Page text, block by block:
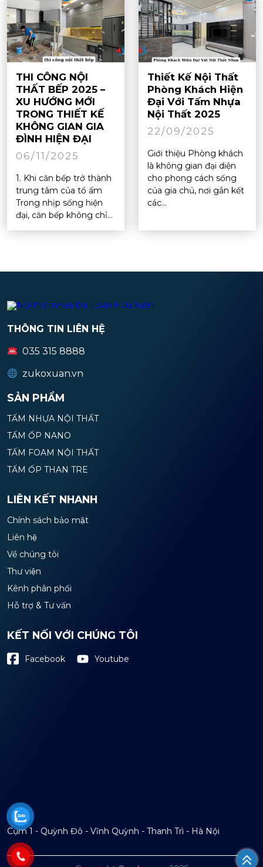
THI CÔNG NỘI
THẤT BẾP 2025 –
XU HƯỚNG MỚI
TRONG THIẾT KẾ
KHÔNG GIAN GIA
ĐÌNH HIỆN ĐẠI
06/11/2025
1. Khi căn bếp trở thành
trung tâm của tổ ấm
Trong nhịp sống hiện
đại, căn bếp không chỉ...
Thiết Kế Nội Thất
Phòng Khách Hiện
Đại Với Tấm Nhựa
Nội Thất 2025
22/09/2025
Giới thiệu Phòng khách
là không gian đại diện
cho phong cách sống
của gia chủ, nơi gắn kết
các...
THÔNG TIN LIÊN HỆ
035 315 8888
zukoxuan.vn
SẢN PHẨM
TẤM NHỰA NỘI THẤT
TẤM ỐP NANO
TẤM FOAM NỘI THẤT
TẤM ỐP THAN TRE
LIÊN KẾT NHANH
Chính sách bảo mật
Liên hệ
Về chúng tôi
Thư viện
Kênh phân phối
Hỗ trợ & Tư vấn
KẾT NỐI VỚI CHÚNG TÔI
Facebook Youtube
Cụm 1 - Quỳnh Đô - Vĩnh Quỳnh - Thanh Trì - Hà Nội